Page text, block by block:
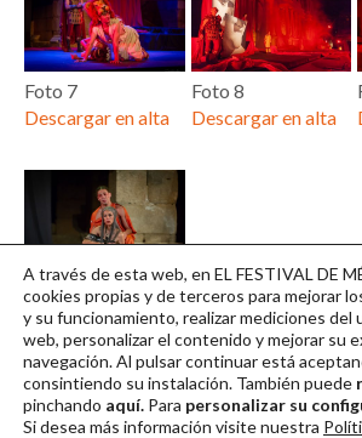
Foto 7
Descargar en alta
Foto 8
Descargar en alta
Foto 10
Descargar en alta
A través de esta web, en EL FESTIVAL DE
cookies propias y de terceros para mejorar
y su funcionamiento, realizar mediciones del
web, personalizar el contenido y mejorar su
navegación. Al pulsar continuarestá
consintiendo su instalación. También puede
pinchando aquí. Para personalizar su
Si desea más información visite nuestra